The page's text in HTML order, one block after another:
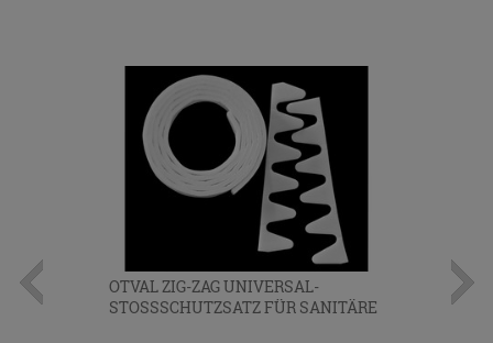
OTVAL ZIG-ZAG UNIVERSAL-
STOSSSCHUTZSATZ FÜR SANITÄRE